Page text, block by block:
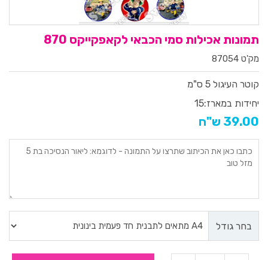
תמונות אכילות סמי הכבאי לקאפקייקס 870
מק'ט 87054
קוטר העיגול 5 ס"מ
יחידות במארז:15
39.00 ש"ח
בחר גודל